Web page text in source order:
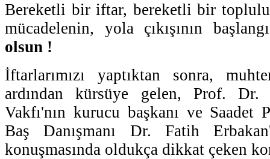
Bereketli bir iftar, bereketli bir
mücadelenin, yola çıkışının
olsun !
İftarlarımızı yaptıktan sonra,
ardından kürsüye gelen, Prof. Dr.
Vakfı'nın kurucu başkanı ve Saadet
Baş Danışmanı Dr. Fatih
konuşmasında oldukça dikkat çeken